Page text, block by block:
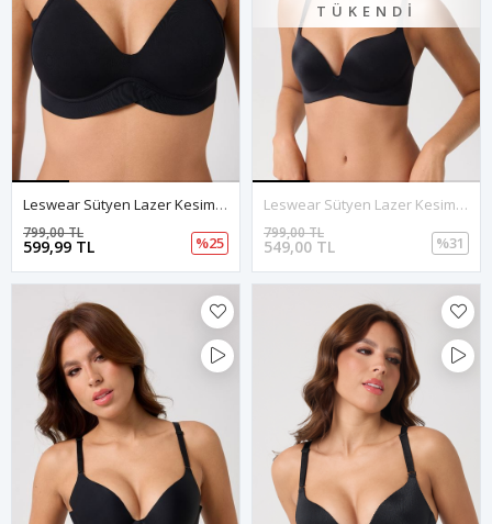
Leswear Sütyen Lazer Kesim Siyah Renk Sütyen - Dolgulu Sütyen - Askısı Çıkarılabilir
599,99 TL
799,00 TL
%25
TÜKENDI
Leswear Sütyen Lazer Kesim Siyah Renk Sütyen - Dolgulu Sütyen - Askısı Çıkarılabilir
549,00 TL
799,00 TL
%31